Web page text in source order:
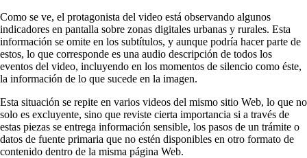
Como se ve, el protagonista del video está observando algunos
indicadores en pantalla sobre zonas digitales urbanas y rurales. Esta
información se omite en los subtítulos, y aunque podría hacer parte de
estos, lo que corresponde es una audio descripción de todos los
eventos del video, incluyendo en los momentos de silencio como éste,
la información de lo que sucede en la imagen.
Esta situación se repite en varios videos del mismo sitio Web, lo que no
solo es excluyente, sino que reviste cierta importancia si a través de
estas piezas se entrega información sensible, los pasos de un trámite o
datos de fuente primaria que no estén disponibles en otro formato de
contenido dentro de la misma página Web.